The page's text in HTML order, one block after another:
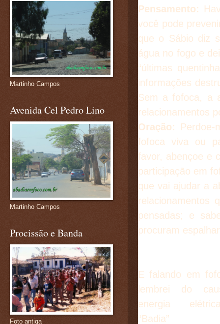
Pensamento:
você pode
que o Sábio diz
água no fogo e
“últimas
informações
Sem a fofoca, a
relacionamentos
Oração:
fofoca viva ou
favor, abençoe e
participação em
que vai ajudar a
relacionamentos
pensadas; e
procuram
E falando em
lembrei do
energia
“Badia”
Martinho Campos
Avenida Cel Pedro Lino
Martinho Campos
Procissão e Banda
Foto antiga